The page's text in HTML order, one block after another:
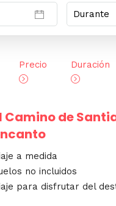
Precio Duración
Camino de
a medida
no incluidos
para disfrutar del